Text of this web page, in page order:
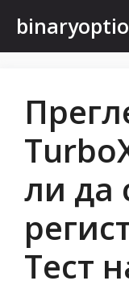
съдържанието
ли да
Тест